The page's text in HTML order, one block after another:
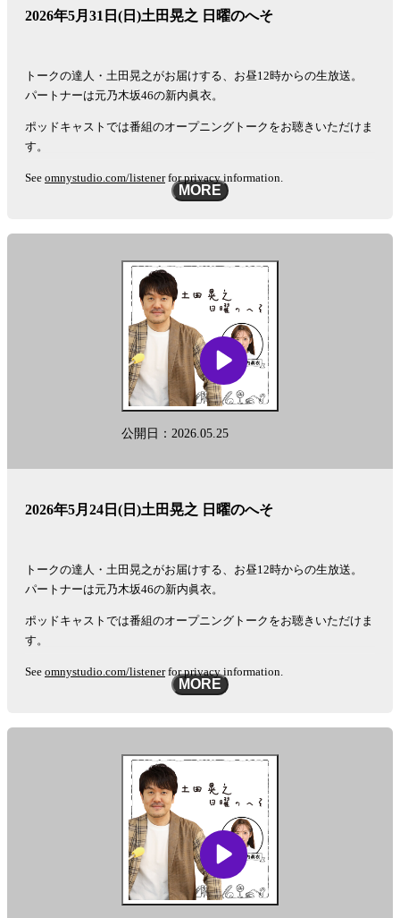
2026年5月31日(日)土田晃之 日曜のへそ
トークの達人・土田晃之がお届けする、お昼12時からの生放送。
パートナーは元乃木坂46の新内眞衣。
ポッドキャストでは番組のオープニングトークをお聴きいただけま
す。
See omnystudio.com/listenerfor privacy information.
MORE
公開日：2026.05.25
2026年5月24日(日)土田晃之 日曜のへそ
トークの達人・土田晃之がお届けする、お昼12時からの生放送。
パートナーは元乃木坂46の新内眞衣。
ポッドキャストでは番組のオープニングトークをお聴きいただけま
す。
See omnystudio.com/listenerfor privacy information.
MORE